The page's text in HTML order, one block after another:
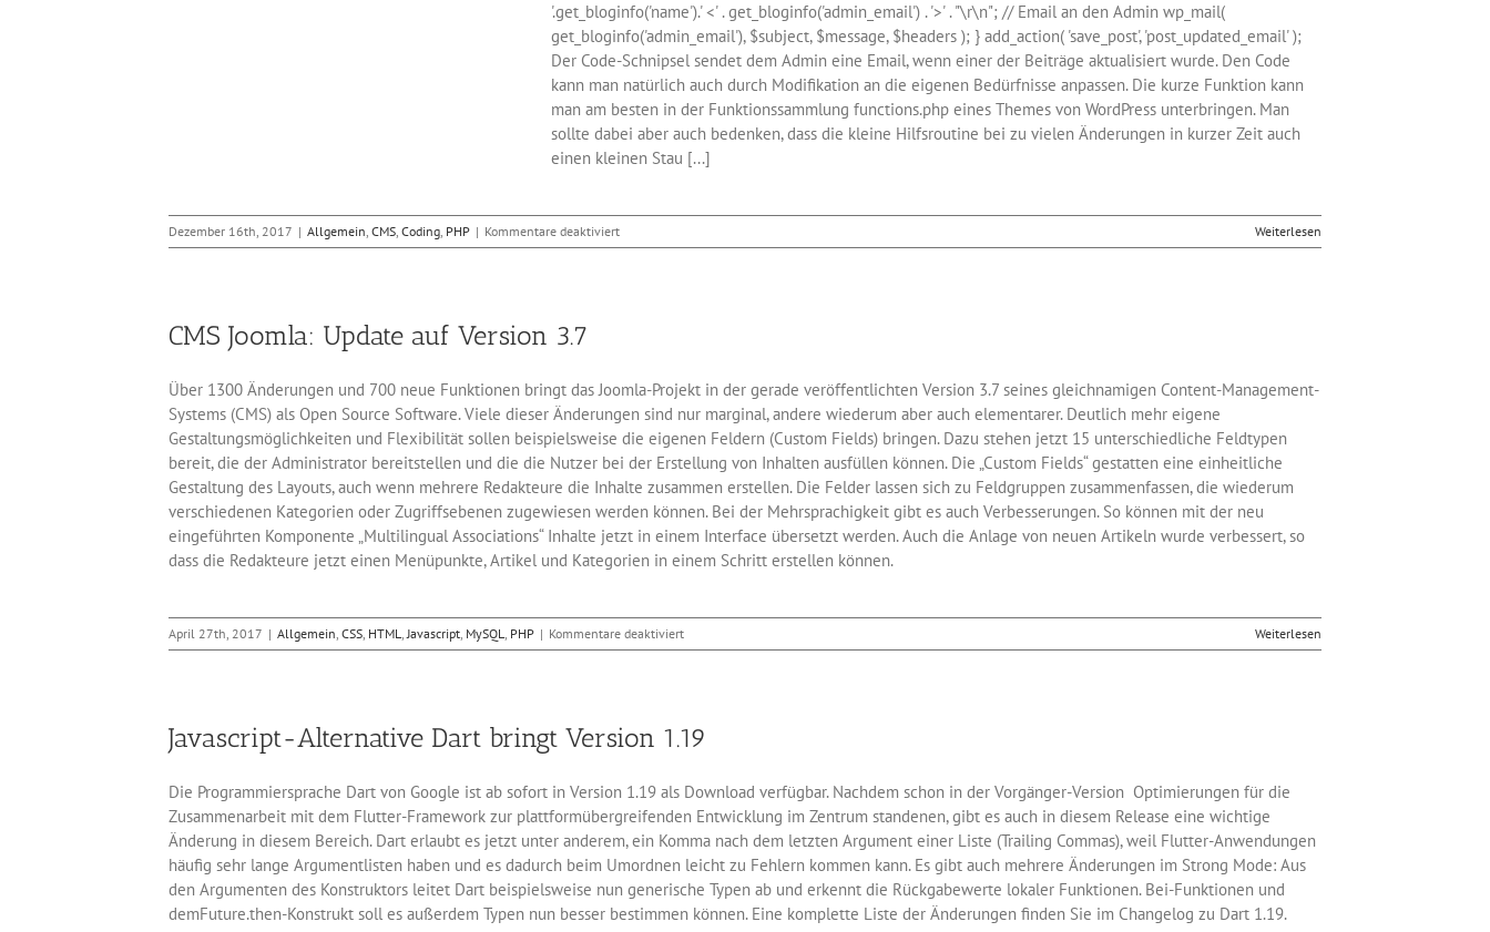
'.get_bloginfo('name').' <' . get_bloginfo('admin_email') . '>' . "\r\n"; // Email an den Admin wp_mail(
get_bloginfo('admin_email'), $subject, $message, $headers ); } add_action( 'save_post', 'post_updated_email' );
Der Code-Schnipsel sendet dem Admin eine Email, wenn einer der Beiträge aktualisiert wurde. Den Code
kann man natürlich auch durch Modifikation an die eigenen Bedürfnisse anpassen. Die kurze Funktion kann
man am besten in der Funktionssammlung functions.php eines Themes von WordPress unterbringen. Man
sollte dabei aber auch bedenken, dass die kleine Hilfsroutine bei zu vielen Änderungen in kurzer Zeit auch
einen kleinen Stau [...]
Dezember 16th, 2017 | Allgemein, CMS, Coding, PHP | Kommentare deaktiviertfür
Coding:
Weiterlesen
CMS Joomla: Update auf Version 3.7
Über 1300 Änderungen und 700 neue Funktionen bringt das Joomla-Projekt in der gerade veröffentlichten Version 3.7 seines gleichnamigen Content-Management-
Systems (CMS) als Open Source Software. Viele dieser Änderungen sind nur marginal, andere wiederum aber auch elementarer. Deutlich mehr eigene
Gestaltungsmöglichkeiten und Flexibilität sollen beispielsweise die eigenen Feldern (Custom Fields) bringen. Dazu stehen jetzt 15 unterschiedliche Feldtypen
bereit, die der Administrator bereitstellen und die die Nutzer bei der Erstellung von Inhalten ausfüllen können. Die „Custom Fields“ gestatten eine einheitliche
Gestaltung des Layouts, auch wenn mehrere Redakteure die Inhalte zusammen erstellen. Die Felder lassen sich zu Feldgruppen zusammenfassen, die wiederum
verschiedenen Kategorien oder Zugriffsebenen zugewiesen werden können. Bei der Mehrsprachigkeit gibt es auch Verbesserungen. So können mit der neu
eingeführten Komponente „Multilingual Associations“ Inhalte jetzt in einem Interface übersetzt werden. Auch die Anlage von neuen Artikeln wurde verbessert, so
dass die Redakteure jetzt einen Menüpunkte, Artikel und Kategorien in einem Schritt erstellen können.
April 27th, 2017 | Allgemein, CSS, HTML,Javascript, MySQL, PHP | Kommentare deaktiviertfür
CMS
Version
3.7
Weiterlesen
Javascript-Alternative Dart bringt Version 1.19
Die Programmiersprache Dart von Google ist ab sofort in Version 1.19 als Download verfügbar. Nachdem schon in der Vorgänger-Version Optimierungen für die
Zusammenarbeit mit dem Flutter-Framework zur plattformübergreifenden Entwicklung im Zentrum standenen, gibt es auch in diesem Release eine wichtige
Änderung in diesem Bereich. Dart erlaubt es jetzt unter anderem, ein Komma nach dem letzten Argument einer Liste (Trailing Commas), weil Flutter-Anwendungen
häufig sehr lange Argumentlisten haben und es dadurch beim Umordnen leicht zu Fehlern kommen kann. Es gibt auch mehrere Änderungen im Strong Mode: Aus
den Argumenten des Konstruktors leitet Dart beispielsweise nun generische Typen ab und erkennt die Rückgabewerte lokaler Funktionen. Bei-Funktionen und
demFuture.then-Konstrukt soll es außerdem Typen nun besser bestimmen können. Eine komplette Liste der Änderungen finden Sie im Changelog zu Dart 1.19.